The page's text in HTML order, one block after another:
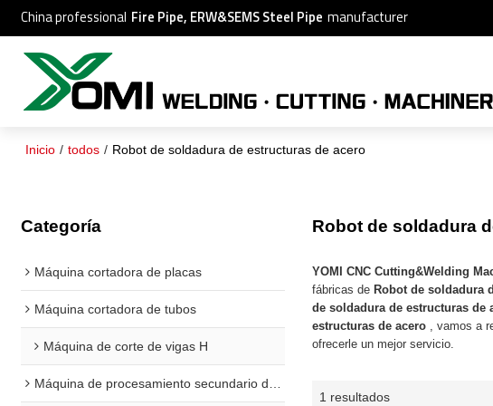
China professional Fire Pipe, ERW&SEMS Steel Pipe manufacturer
Inicio / todos / Robot de soldadura de estructuras de acero
Categoría
Máquina cortadora de placas
Máquina cortadora de tubos
Máquina de corte de vigas H
Máquina de procesamiento secundario de vigas H
Robot de soldadura
YOMI CNC Cutting&Welding
fábricas deRobot de soldadura
de soldadura de estructuras de
estructuras de acero , vamos a
ofrecerle un mejor servicio.
1 resultados